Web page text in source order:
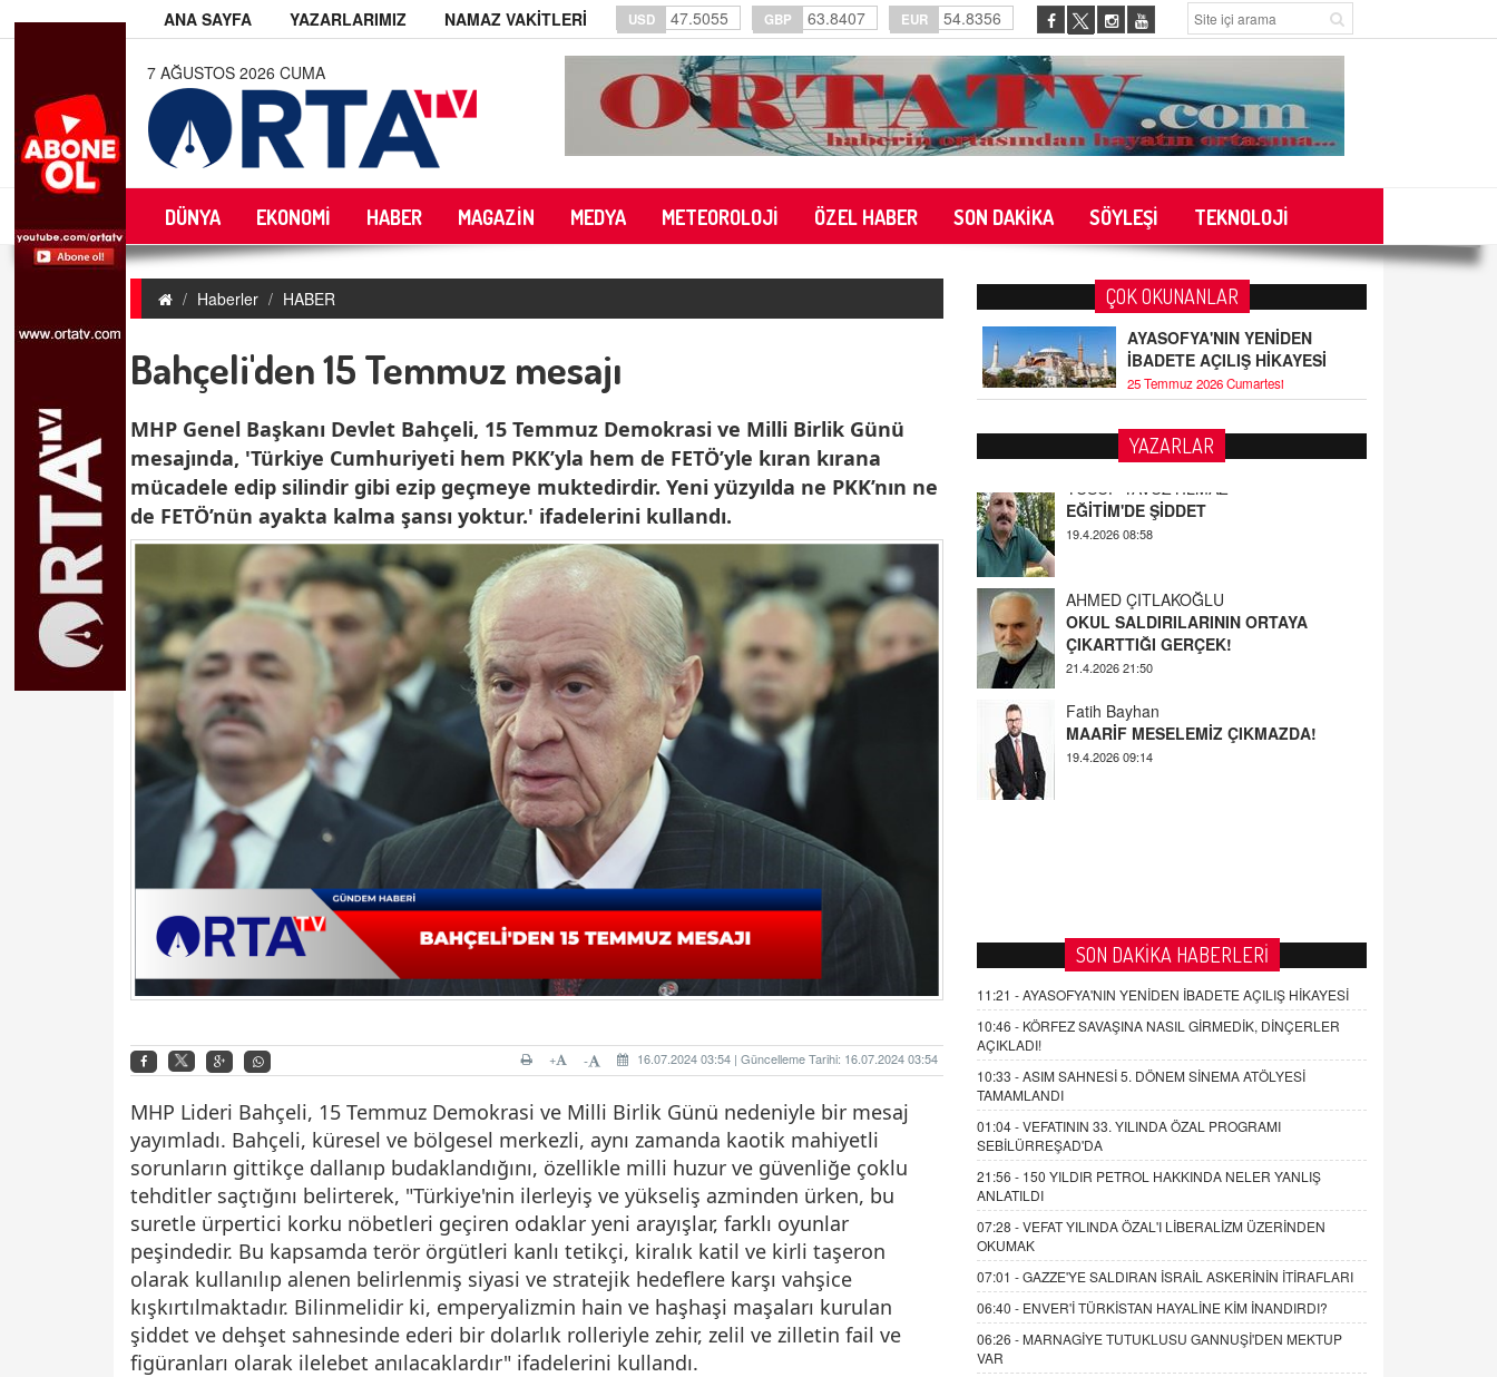
ANA SAYFA YAZARLARIMIZ NAMAZ VAKİTLERİ USD 47.5055 GBP 63.8407 EUR 54.8356
7 AĞUSTOS 2026 CUMA
DÜNYA EKONOMİ HABER MAGAZİN MEDYA METEOROLOJİ ÖZEL HABER SON DAKİKA SÖYLEŞİ TEKNOLOJİ
Haberler HABER
Bahçeli'den 15 Temmuz mesajı
MHP Genel Başkanı Devlet Bahçeli, 15 Temmuz Demokrasi ve Milli Birlik Günü
mesajında, 'Türkiye Cumhuriyeti hem PKK’yla hem de FETÖ’yle kıran kırana
mücadele edip silindir gibi ezip geçmeye muktedirdir. Yeni yüzyılda ne PKK’nın ne
de FETÖ’nün ayakta kalma şansı yoktur.' ifadelerini kullandı.
16.07.2024 03:54 | Güncelleme Tarihi: 16.07.2024 03:54
-
+
MHP Lideri Bahçeli, 15 Temmuz Demokrasi ve Milli Birlik Günü nedeniyle bir mesaj
yayımladı. Bahçeli, küresel ve bölgesel merkezli, aynı zamanda kaotik mahiyetli
sorunların gittikçe dallanıp budaklandığını, özellikle milli huzur ve güvenliğe çoklu
tehditler saçtığını belirterek, "Türkiye'nin ilerleyiş ve yükseliş azminden ürken, bu
suretle ürpertici korku nöbetleri geçiren odaklar yeni arayışlar, farklı oyunlar
peşindedir. Bu kapsamda terör örgütleri kanlı tetikçi, kiralık katil ve kirli taşeron
olarak kullanılıp alenen belirlenmiş siyasi ve stratejik hedeflere karşı vahşice
kışkırtılmaktadır. Bilinmelidir ki, emperyalizmin hain ve haşhaşi maşaları kurulan
şiddet ve dehşet sahnesinde ederi bir dolarlık rolleriyle zehir, zelil ve zilletin fail ve
figüranları olarak ilelebet anılacaklardır" ifadelerini kullandı.
ÇOK OKUNANLAR
AYASOFYA'NIN YENİDEN
İBADETE AÇILIŞ HİKAYESİ
25 Temmuz 2026 Cumartesi
YAZARLAR
AHMED ÇITLAKOĞLU
OKUL SALDIRILARININ ORTAYA
Fatih Bayhan
MAARİF MESELEMİZ ÇIKMAZDA!
19.4.2026 09:14
YUSUF YAVUZYILMAZ
EĞİTİM'DE ŞİDDET
SON DAKİKA HABERLERİ
11:21 -AYASOFYA'NIN YENİDEN İBADETE AÇILIŞ HİKAYESİ
10:46 - KÖRFEZ SAVAŞINA NASIL GİRMEDİK, DİNÇERLER
AÇIKLADI!
10:33 -ASIM SAHNESİ 5. DÖNEM SİNEMA ATÖLYESİ
TAMAMLANDI
01:04 -VEFATININ 33. YILINDA ÖZAL PROGRAMI
SEBİLÜRREŞAD'DA
21:56 - 150 YILDIR PETROL HAKKINDA NELER YANLIŞ
ANLATILDI
07:28 -VEFAT YILINDA ÖZAL'I LİBERALİZM ÜZERİNDEN
OKUMAK
07:01 -GAZZE'YE SALDIRAN İSRAİL ASKERİNİN İTİRAFLARI
06:40 - ENVER'İ TÜRKİSTAN HAYALİNE KİM İNANDIRDI?
06:26 - MARNAGİYE TUTUKLUSU GANNUŞİ'DEN MEKTUP
VAR